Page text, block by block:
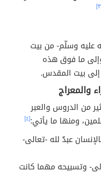
عليه وسلّم- من بيت
ما فوق هذه
بيت المقدس.
والمعراج
من الدروس والعبر
ومنها ما يأتي:[٤]
عبدٌ لله -تعالى-
وتسبيحه مهما كانت